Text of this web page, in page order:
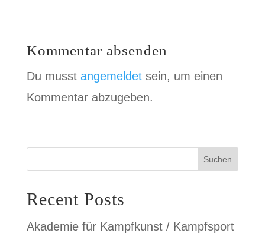
Kommentar absenden
Du musst angemeldetsein, um einen
Kommentar abzugeben.
Suchen
Recent Posts
Akademie für Kampfkunst / Kampfsport